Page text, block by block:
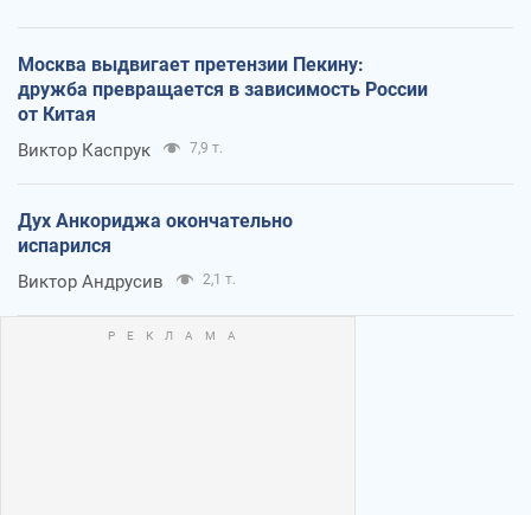
Москва выдвигает претензии Пекину:
дружба превращается в зависимость России
от Китая
Виктор Каспрук 7,9 т.
Дух Анкориджа окончательно
испарился
Виктор Андрусив 2,1 т.